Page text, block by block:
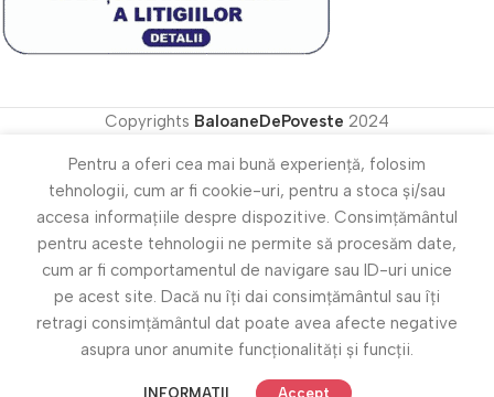
Copyrights BaloaneDePoveste 2024
Pentru a oferi cea mai bună experiență, folosim
tehnologii, cum ar fi cookie-uri, pentru a stoca și/sau
accesa informațiile despre dispozitive. Consimțământul
pentru aceste tehnologii ne permite să procesăm date,
cum ar fi comportamentul de navigare sau ID-uri unice
pe acest site. Dacă nu îți dai consimțământul sau îți
retragi consimțământul dat poate avea afecte negative
asupra unor anumite funcționalități și funcții.
INFORMATII Accept